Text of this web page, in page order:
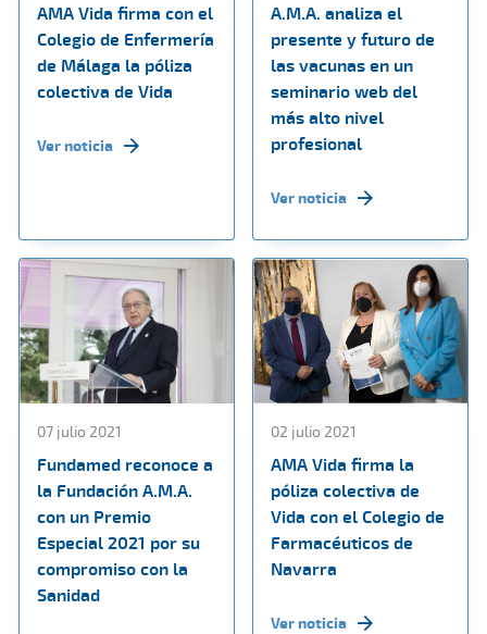
AMA Vida firma con el
Colegio de Enfermería
de Málaga la póliza
colectiva de Vida
Ver noticia
A.M.A. analiza el
presente y futuro de
las vacunas en un
seminario web del
más alto nivel
profesional
Ver noticia
07 julio 2021
Fundamed reconoce a
la Fundación A.M.A.
con un Premio
Especial 2021 por su
compromiso con la
Sanidad
02 julio 2021
AMA Vida firma la
póliza colectiva de
Vida con el Colegio de
Farmacéuticos de
Navarra
Ver noticia